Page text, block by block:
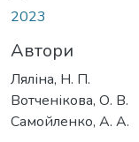
2023
Автори
Ляліна, Н. П.
Вотченікова, О. В.
Самойленко, А. А.